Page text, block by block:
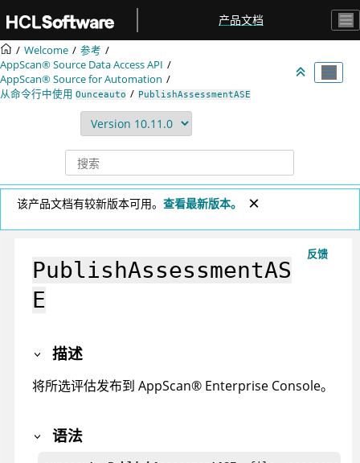
产品文档
Welcome
参考
AppScan® Source Data Access API
AppScan® Source for Automation
从命令行中使用 Ounceauto PublishAssessmentASE
该产品文档有较新版本可用。 查看最新版本。
反馈
PublishAssessmentAS
E
描述
将所选评估发布到 AppScan® Enterprise Console。
语法